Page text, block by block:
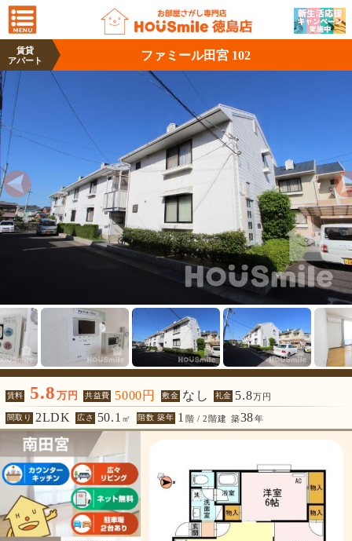
賃貸
アパート
ファミール田宮 102
賃料 5.8 万円 共益費 5000円 敷金 なし 礼金 5.8万円
間取り 2LDK 広さ 50.1 ㎡ 階数 築年 1 階 / 2階建 築38年